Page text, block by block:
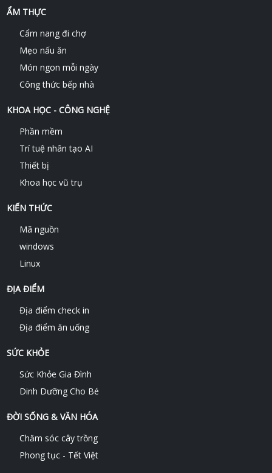
ẨM THỰC
Cẩm nang đi chợ
Mẹo nấu ăn
Món ngon mỗi ngày
Công thức bếp nhà
KHOA HỌC - CÔNG NGHỆ
Phần mềm
Trí tuệ nhân tạo AI
Thiết bị
Khoa học vũ trụ
KIẾN THỨC
Mã nguồn
windows
Linux
ĐỊA ĐIỂM
Địa điểm check in
Địa điểm ăn uống
SỨC KHỎE
Sức Khỏe Gia Đình
Dinh Dưỡng Cho Bé
ĐỜI SỐNG & VĂN HÓA
Chăm sóc cây trồng
Phong tục - Tết Việt